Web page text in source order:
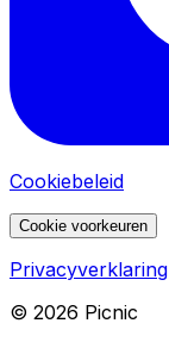
Cookiebeleid
Cookie voorkeuren
Privacyverklaring
© 2026 Picnic